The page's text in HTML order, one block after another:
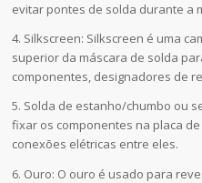
evitar pontes de solda durante a
4. Silkscreen: Silkscreen é uma
superior da máscara de solda
componentes, designadores de
5. Solda de estanho/chumbo ou
fixar os componentes na placa
conexões elétricas entre eles.
6. Ouro: O ouro é usado para